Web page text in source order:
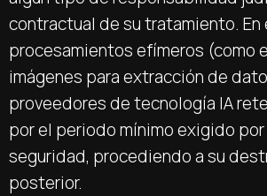
contractual de su tratamiento. En
procesamientos efímeros (como
imágenes para extracción de
proveedores de tecnología IA
por el periodo mínimo exigido
seguridad, procediendo a su
posterior.